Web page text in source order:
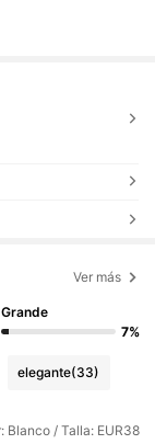
Ver más
Grande
7%
elegante(33)
Blanco / Talla: EUR38